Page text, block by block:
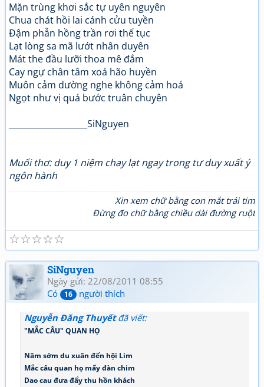
Mặn trùng khơi sắc tự uyên nguyên
Chua chát hồi lai cánh cửu tuyền
Đậm phẫn hồng trần rơi thế tục
Lạt lòng sa mã lướt nhân duyên
Mát the đầu lưỡi thoa mê đắm
Cay ngự chân tâm xoá hão huyền
Muôn cảm dường nghe không cảm hoá
Ngọt như vị quá bước truân chuyên
___________________SiNguyen
Muối thơ: duy 1 niệm chay lạt ngay trong tư duy xuất ý
ngôn hành
Xin xem chữ bằng con mắt trái tim
Đừng đo chữ bằng chiều dài đường ruột
☆
☆
☆
☆
☆
SiNguyen
Ngày gửi: 22/08/2011 08:55
Có
16 người thích
Nguyễn Đăng Thuyếtđã viết:
"MẮC CÂU" QUAN HỌ
Năm sớm du xuân đến hội Lim
Mắc câu quan họ mấy đàn chim
Dao cau đưa đẩy thu hồn khách